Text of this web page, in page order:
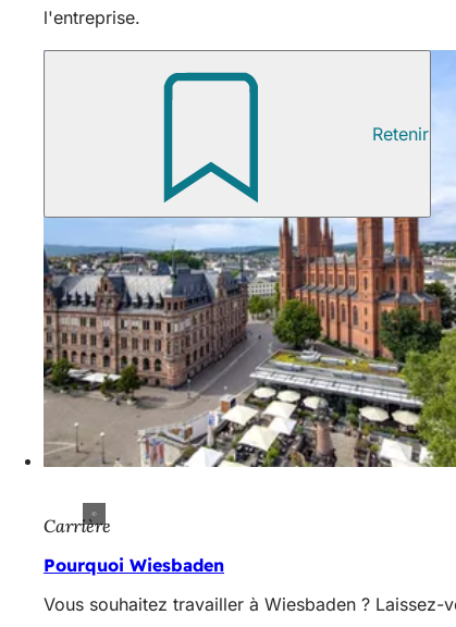
l'entreprise.
Retenir
Carrière
Pourquoi Wiesbaden
Vous souhaitez travailler à Wiesbaden ?